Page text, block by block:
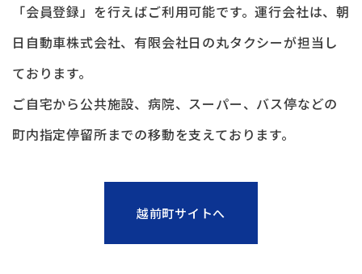
「会員登録」を行えばご利用可能です。運行会社は、朝
日自動車株式会社、有限会社日の丸タクシーが担当し
ております。
ご自宅から公共施設、病院、スーパー、バス停などの
町内指定停留所までの移動を支えております。
越前町サイトへ